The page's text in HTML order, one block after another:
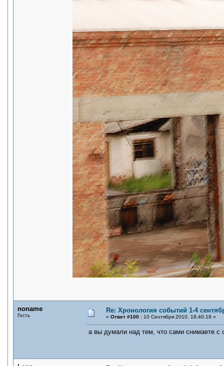
noname
Гость
Re: Хронология событий 1-4
« Ответ #100 : 10 Сентября 2010, 18:40:18 »
а вы думали над тем, что сами снимаете с